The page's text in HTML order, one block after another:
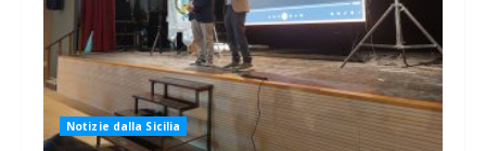
Notizie dalla Sicilia